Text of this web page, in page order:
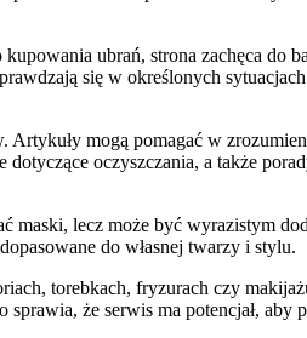
ubrań, strona zachęca do
się w określonych
Artykuły mogą pomagać w
oczyszczania, a także
maski, lecz może być wyrazistym
do własnej twarzy i stylu.
torebkach, fryzurach czy
że serwis ma potencjał, aby